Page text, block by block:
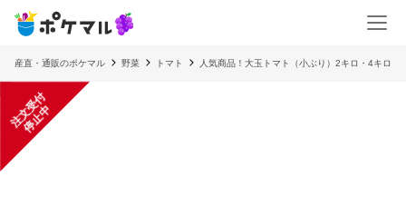
産直・通販のポケマル 野菜 トマト 人気商品！大玉トマト（小ぶり）2キロ・4キロ
注
文
受
付
停
止
中